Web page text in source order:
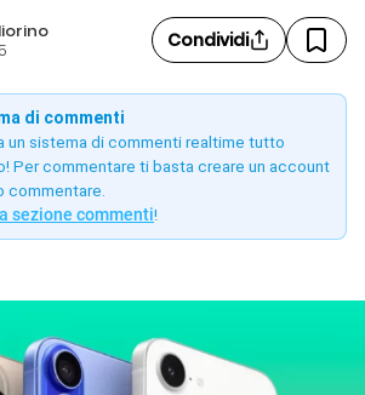
Condividi
di commenti
un sistema di commenti realtime tutto
Per commentare ti basta creare un account
commentare.
sezione commenti!